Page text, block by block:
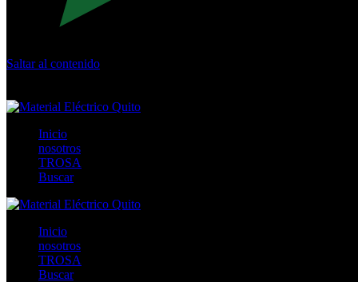
Saltar al contenido
Inicio
nosotros
TROSA
Buscar
Inicio
nosotros
TROSA
Buscar